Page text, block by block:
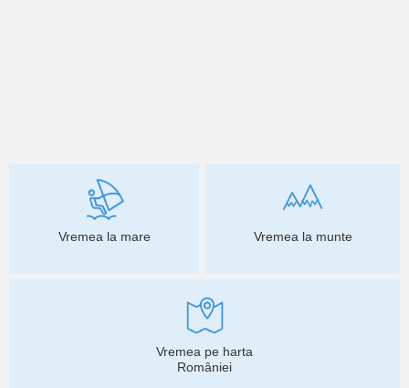
Vremea la mare Vremea la munte
Vremea pe harta
României